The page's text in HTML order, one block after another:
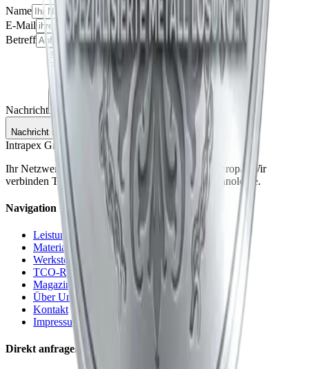
Name
E-Mail
Betreff
Nachricht
Nachricht senden
Intrapex GmbH
Ihr Netzwerk für hochwertige Gusslösungen in Europa. Wir
verbinden Tradition mit modernster Fertigungstechnologie.
Navigation
Leistungen
Materialien
Werkstoff-Guide
TCO-Rechner
Magazin
Über Uns
Kontakt
Impressum
Direkt anfragen